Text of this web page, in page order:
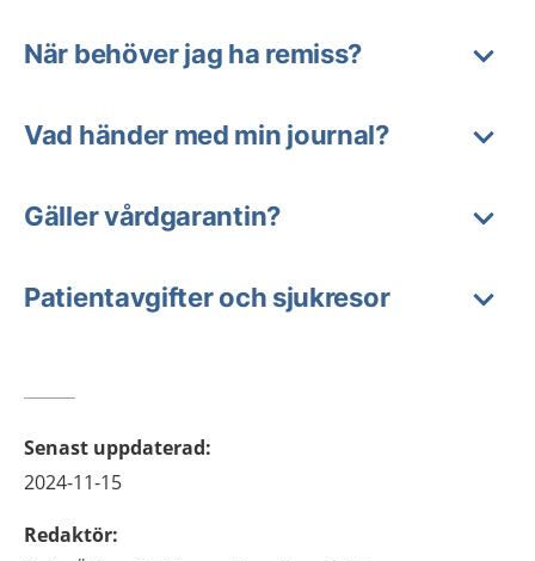
När behöver jag ha remiss?
Vad händer med min journal?
Gäller vårdgarantin?
Patientavgifter och sjukresor
Senast uppdaterad:
2024-11-15
Redaktör: